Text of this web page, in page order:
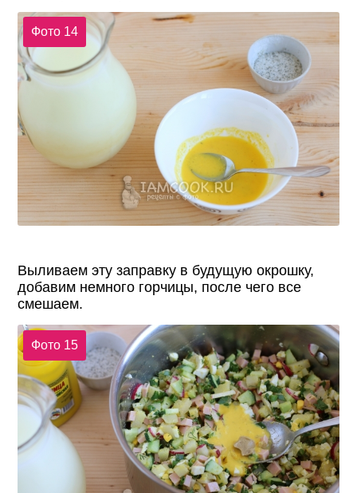
Фото 14
Выливаем эту заправку в будущую окрошку,
добавим немного горчицы, после чего все
смешаем.
Фото 15